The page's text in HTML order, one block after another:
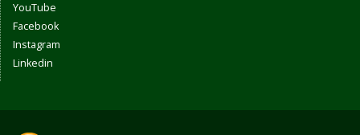
YouTube
Facebook
Instagram
Linkedin